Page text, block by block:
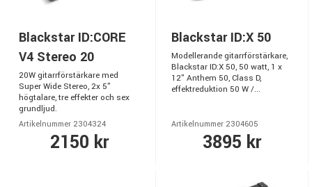
Blackstar ID:CORE
V4 Stereo 20
20W gitarrförstärkare med
Super Wide Stereo, 2x 5"
högtalare, tre effekter och sex
grundljud.
Artikelnummer 2304324
2150 kr
Blackstar ID:X 50
Modellerande gitarrförstärkare,
Blackstar ID:X 50, 50 watt, 1 x
12" Anthem 50, Class D,
effektreduktion 50 W /...
Artikelnummer 2304605
3895 kr